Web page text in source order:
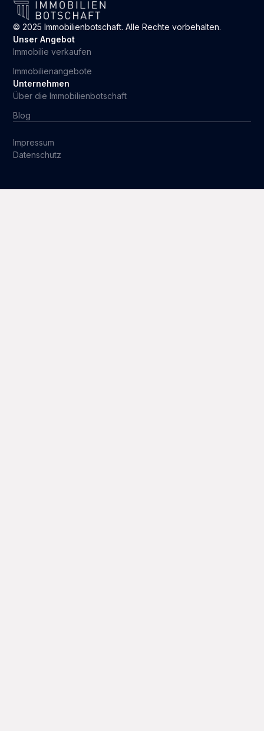
© 2025 Immobilienbotschaft. Alle Rechte vorbehalten.
Unser Angebot
Immobilie verkaufen
Immobilienangebote
Unternehmen
Über die Immobilienbotschaft
Blog
Impressum
Datenschutz